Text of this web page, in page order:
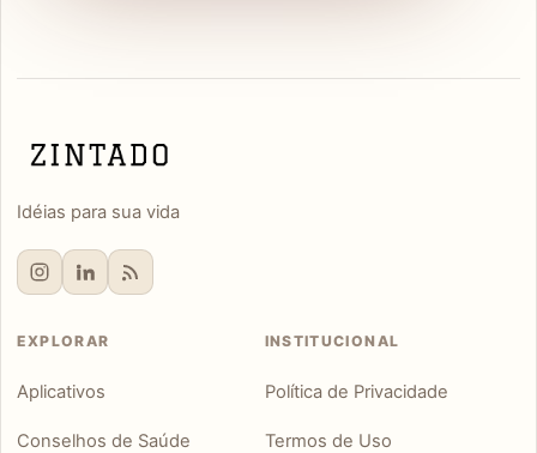
Idéias para sua vida
EXPLORAR
Aplicativos
Conselhos de Saúde
INSTITUCIONAL
Política de Privacidade
Termos de Uso